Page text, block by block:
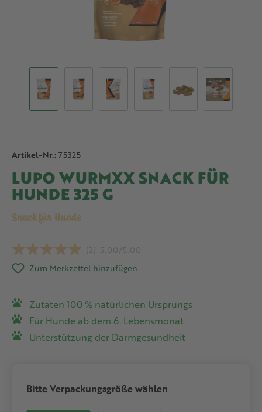
Artikel-Nr.: 75325
LUPO WURMXX SNACK FÜR
HUNDE 325 G
Snack für Hunde
Zum Merkzettel hinzufügen
Zutaten 100 % natürlichen Ursprungs
Für Hunde ab dem 6. Lebensmonat
Unterstützung der Darmgesundheit
Bitte Verpackungsgröße wählen